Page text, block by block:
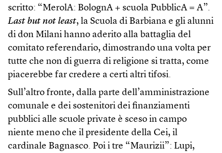
scritto: “MerolA: BolognA + scuola PubblicA = A”.
Last but not least, la Scuola di Barbiana e gli alunni
di don Milani hanno aderito alla battaglia del
comitato referendario, dimostrando una volta per
tutte che non di guerra di religione si tratta, come
piacerebbe far credere a certi altri tifosi.
Sull’altro fronte, dalla parte dell’amministrazione
comunale e dei sostenitori dei finanziamenti
pubblici alle scuole private è sceso in campo
niente meno che il presidente della Cei, il
cardinale Bagnasco. Poi i tre “Maurizii”: Lupi,